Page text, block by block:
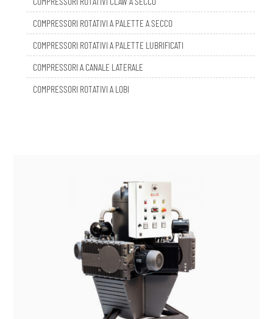
COMPRESSORI ROTATIVI A PALETTE A SECCO
COMPRESSORI ROTATIVI A PALETTE LUBRIFICATI
COMPRESSORI A CANALE LATERALE
COMPRESSORI ROTATIVI A LOBI